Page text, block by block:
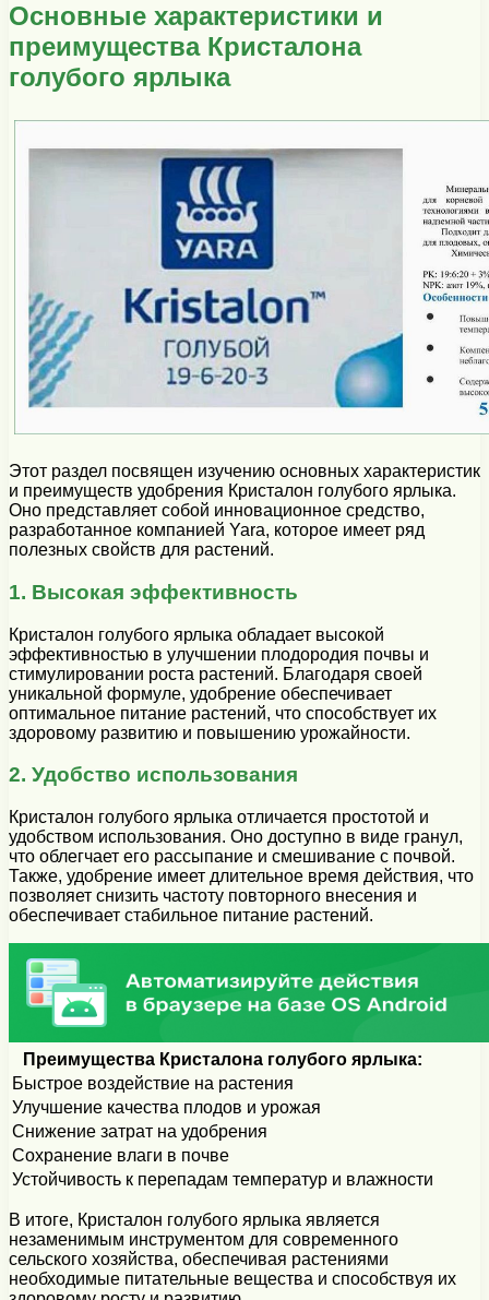
Основные характеристики и
преимущества Кристалона
голубого ярлыка
Этот раздел посвящен изучению основных характеристик
и преимуществ удобрения Кристалон голубого ярлыка.
Оно представляет собой инновационное средство,
разработанное компанией Yara, которое имеет ряд
полезных свойств для растений.
1. Высокая эффективность
Кристалон голубого ярлыка обладает высокой
эффективностью в улучшении плодородия почвы и
стимулировании роста растений. Благодаря своей
уникальной формуле, удобрение обеспечивает
оптимальное питание растений, что способствует их
здоровому развитию и повышению урожайности.
2. Удобство использования
Кристалон голубого ярлыка отличается простотой и
удобством использования. Оно доступно в виде гранул,
что облегчает его рассыпание и смешивание с почвой.
Также, удобрение имеет длительное время действия, что
позволяет снизить частоту повторного внесения и
обеспечивает стабильное питание растений.
Преимущества Кристалона голубого ярлыка:
Быстрое воздействие на растения
Улучшение качества плодов и урожая
Снижение затрат на удобрения
Сохранение влаги в почве
Устойчивость к перепадам температур и влажности
В итоге, Кристалон голубого ярлыка является
незаменимым инструментом для современного
сельского хозяйства, обеспечивая растениями
необходимые питательные вещества и способствуя их